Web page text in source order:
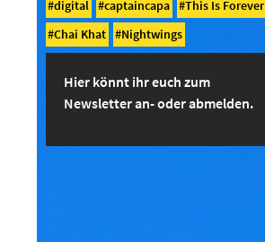
digital
captaincapa
This Is Forever
Chai Khat
Nightwings
Hier könnt ihr euch zum
Newsletter an- oder abmelden.